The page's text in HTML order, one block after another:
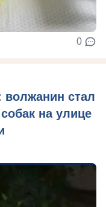
0
волжанин стал
на улице